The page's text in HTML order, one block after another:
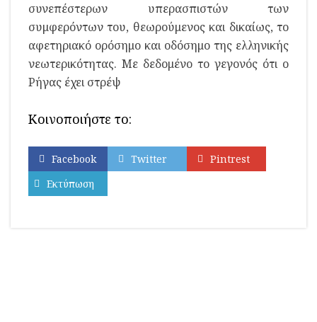
συνεπέστερων υπερασπιστών των
συμφερόντων του, θεωρούμε­νος και δικαίως, το
αφετηριακό ορόσημο και οδόσημο της ελληνικής
νεωτερικότητας. Με δεδομένο το γεγονός ότι ο
Ρήγας έχει στρέψ
Κοινοποιήστε το:
Facebook Twitter
Pintrest
Εκτύπωση